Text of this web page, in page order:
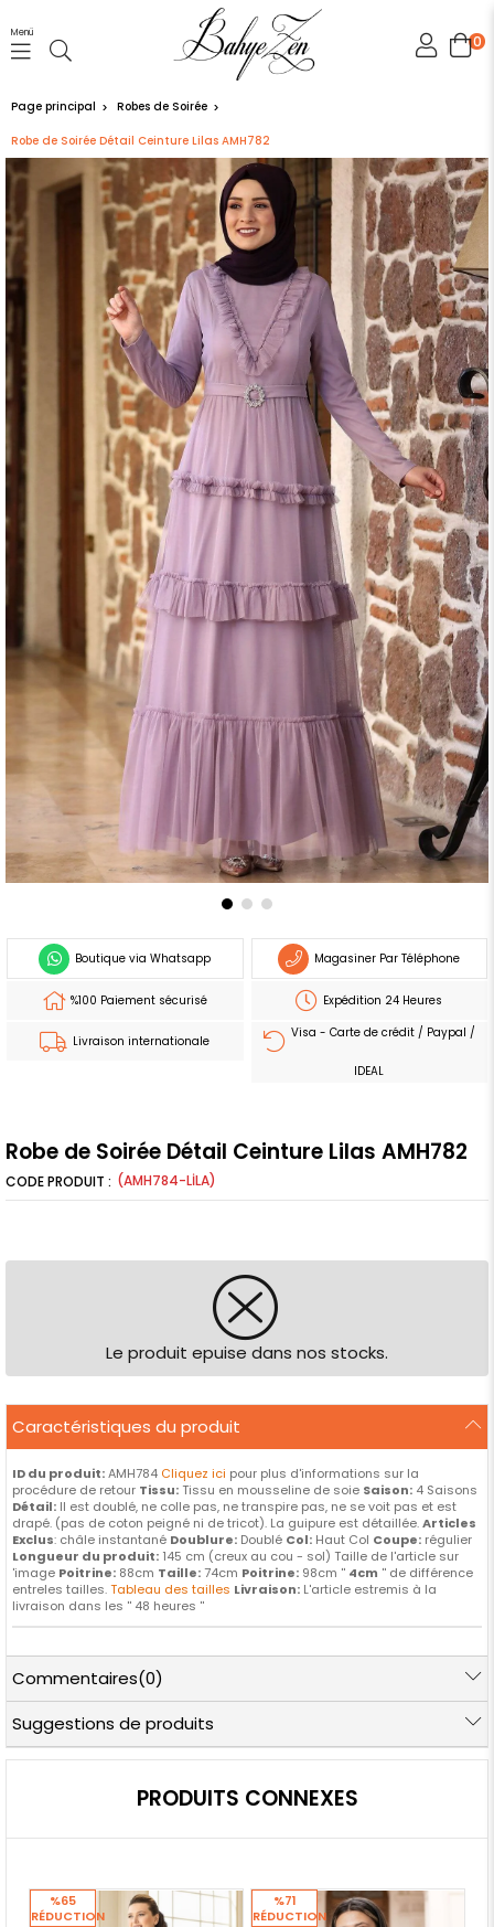
0
Menü
Page principal Robes de Soirée
Robe de Soirée Détail Ceinture Lilas AMH782
Boutique via Whatsapp Magasiner Par Téléphone
%100 Paiement sécurisé Expédition 24 Heures
Livraison internationale
Visa - Carte de crédit / Paypal /
IDEAL
Robe de Soirée Détail Ceinture Lilas AMH782
(AMH784-LİLA)
Le produit epuise dans nos stocks.
Caractéristiques du produit
ID du produit:AMH784 Cliquez ici pour plus d'informations sur la
procédure de retour Tissu: Tissu en mousseline de soie Saison: 4 Saisons
Détail: Il est doublé, ne colle pas, ne transpire pas, ne se voit pas et est
drapé. (pas de coton peigné ni de tricot). La guipure est détaillée.Articles
Exclus: châle instantané Doublure: Doublé Col: Haut Col Coupe: régulier
Longueur du produit: 145 cm (creux au cou - sol) Taille de l'article sur
'image Poitrine: 88cm Taille:74cm Poitrine: 98cm '' 4cm '' de différence
entreles tailles.Tableau des tailles Livraison: L'article estremis à la
livraison dans les '' 48 heures ''
Commentaires(0)
Suggestions de produits
PRODUITS CONNEXES
%65
RÉDUCTION
%71
RÉDUCTION